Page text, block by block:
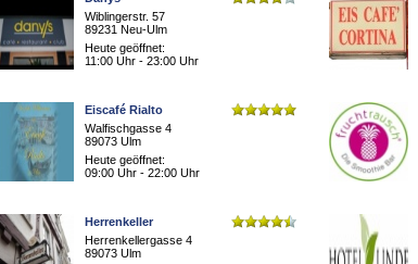
Wiblingerstr. 57
89231 Neu-Ulm
Heute geöffnet:
11:00 Uhr - 23:00 Uhr
Eiscafé Rialto
Walfischgasse 4
89073 Ulm
Heute geöffnet:
09:00 Uhr - 22:00 Uhr
Herrenkeller
Herrenkellergasse 4
89073 Ulm